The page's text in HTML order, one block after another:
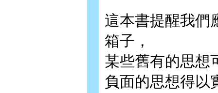
這本書提醒我們
箱子，
某些舊有的思想
負面的思想得以